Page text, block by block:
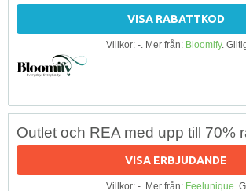
VISA RABATTKOD
Villkor: -. Mer från: Bloomify.
Outlet och REA med upp till 70%
VISA ERBJUDANDE
Villkor: -. Mer från: Feelunique.